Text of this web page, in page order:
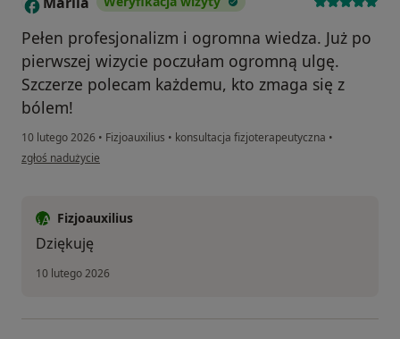
Pełen profesjonalizm i ogromna wiedza. Już po
pierwszej wizycie poczułam ogromną ulgę.
Szczerze polecam każdemu, kto zmaga się z
bólem!
10 lutego 2026 • Fizjoauxilius • konsultacja fizjoterapeutyczna •
w opinii użytkownika Mariia
zgłoś nadużycie
Fizjoauxilius
Dziękuję
10 lutego 2026